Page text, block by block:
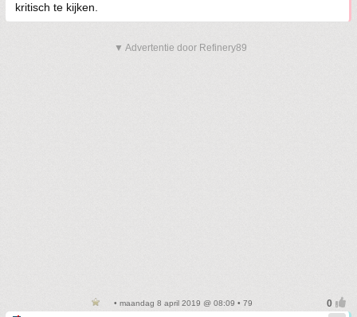
kritisch te kijken.
▼ Advertentie door Refinery89
• maandag 8 april 2019 @ 08:09 • 79